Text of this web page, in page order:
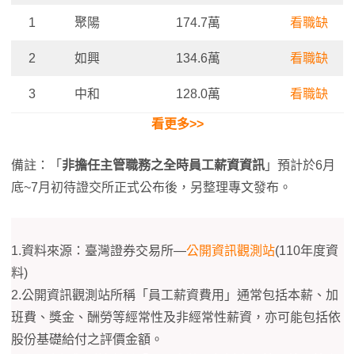
1 聚陽 174.7萬 看職缺
2 如興 134.6萬 看職缺
3 中和 128.0萬 看職缺
看更多>>
備註：「 非擔任主管職務之全時員工薪資資訊 」預計於6月
底~7月初待證交所正式公布後，另整理專文發布。
1.資料來源：臺灣證券交易所—公開資訊觀測站(110年度資
料)
2.公開資訊觀測站所稱「員工薪資費用」通常包括本薪、加
班費、獎金、酬勞等經常性及非經常性薪資，亦可能包括依
股份基礎給付之評價金額。